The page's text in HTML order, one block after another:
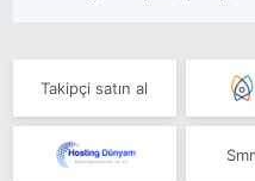
Takipçi satın al